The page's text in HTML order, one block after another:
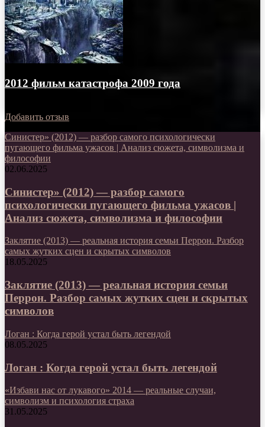
2012 фильм катастрофа 2009 года
Добавить отзыв
Синистер» (2012) — разбор самого психологически
пугающего фильма ужасов | Анализ сюжета, символизма и
философии
02.06.2025
Синистер» (2012) — разбор самого
психологически пугающего фильма ужасов |
Анализ сюжета, символизма и философии
Заклятие (2013) — реальная история семьи Перрон. Разбор
самых жутких сцен и скрытых символов
18.05.2025
Заклятие (2013) — реальная история семьи
Перрон. Разбор самых жутких сцен и скрытых
символов
Логан : Когда герой устал быть легендой
08.05.2025
Логан : Когда герой устал быть легендой
«Избави нас от лукавого» 2014 — реальные случаи,
символизм и психология страха
31.05.2025